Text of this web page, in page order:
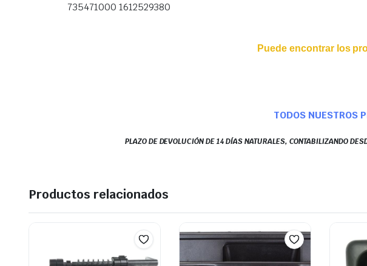
735471000 1612529380
Puede encontrar los
TODOS NUESTROS
PLAZO DE DEVOLUCIÓN DE 14 DÍAS NATURALES, CONTABILIZANDO
Productos relacionados